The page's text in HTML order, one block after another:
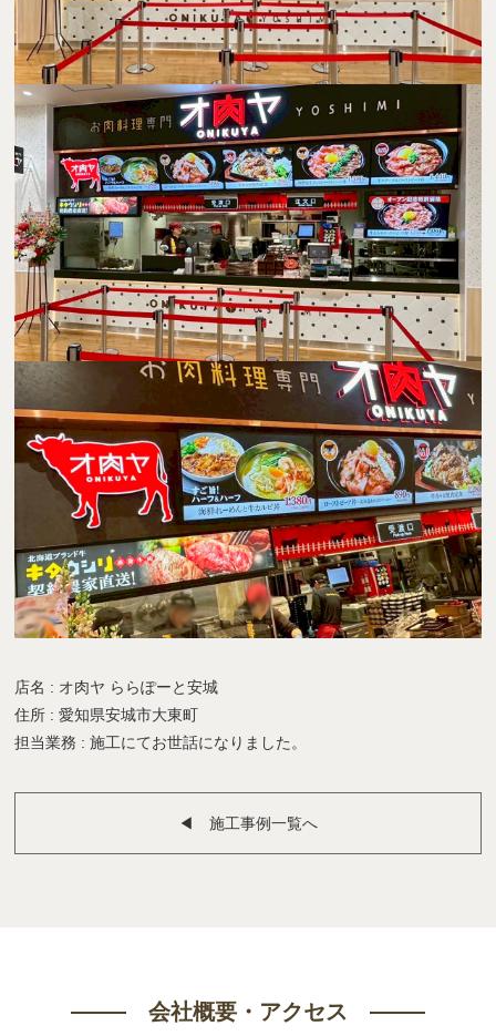
店名 : オ肉ヤ ららぽーと安城
住所 : 愛知県安城市大東町
担当業務 : 施工にてお世話になりました。
◀︎ 施工事例一覧へ
会社概要・アクセス